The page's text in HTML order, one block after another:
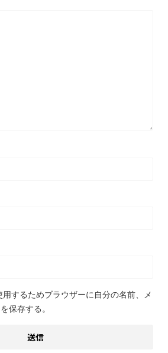
するためブラウザーに自分の名前、メ
保存する。